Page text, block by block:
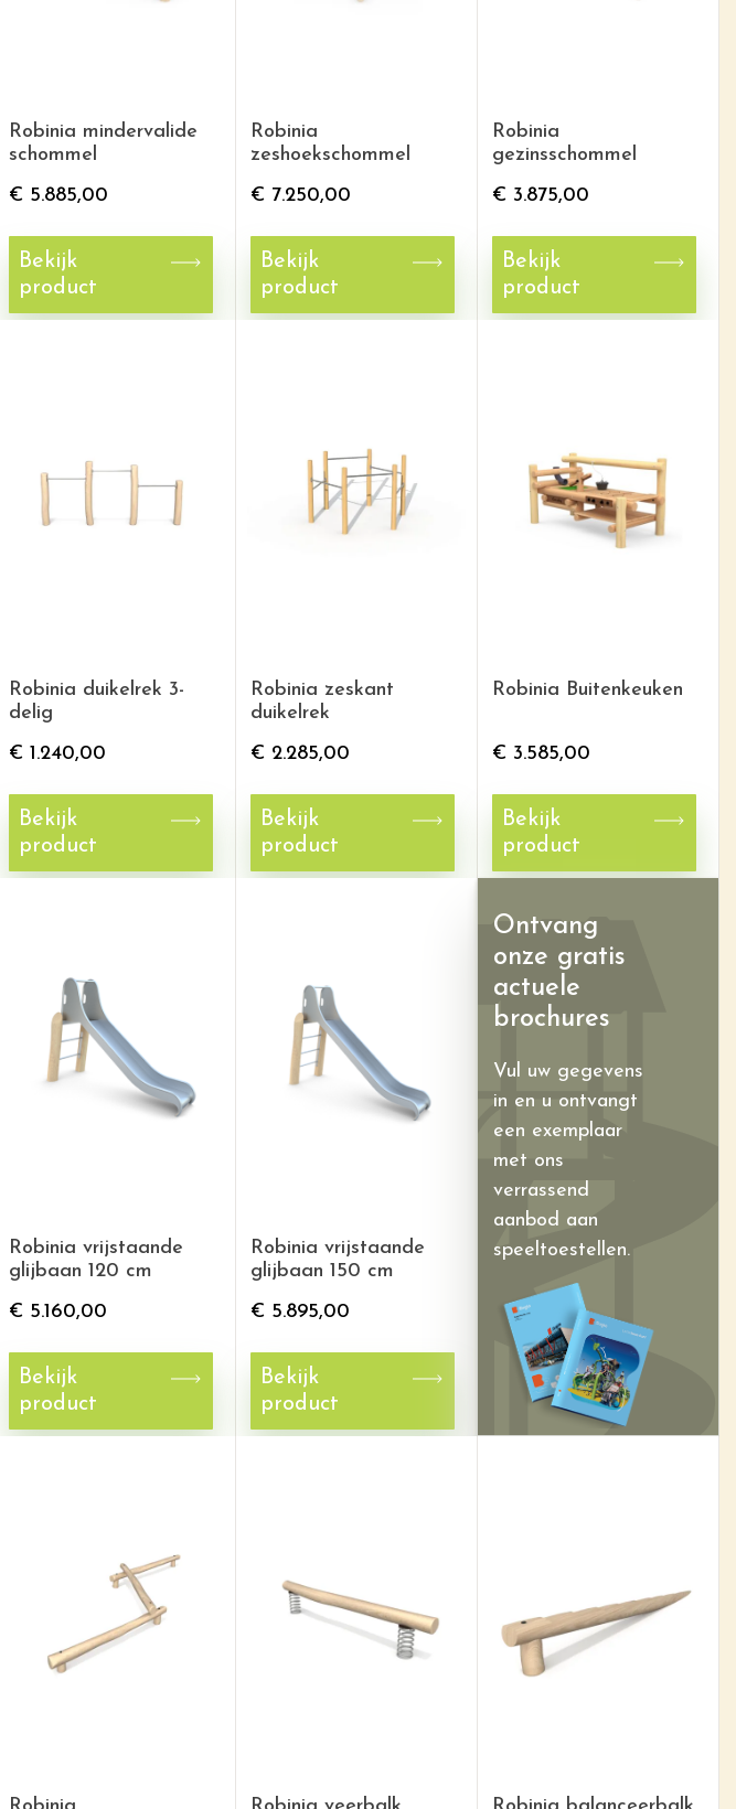
Robinia mindervalide
schommel
€ 5.885,00
Bekijk
product
Robinia
zeshoekschommel
€ 7.250,00
Bekijk
product
Robinia
gezinsschommel
€ 3.875,00
Bekijk
product
Robinia duikelrek 3-
delig
€ 1.240,00
Bekijk
product
Robinia zeskant
duikelrek
€ 2.285,00
Bekijk
product
Robinia Buitenkeuken
€ 3.585,00
Bekijk
product
Robinia vrijstaande
glijbaan 120 cm
€ 5.160,00
Bekijk
product
Robinia vrijstaande
glijbaan 150 cm
€ 5.895,00
Bekijk
product
Ontvang
onze gratis
actuele
brochures
Vul uw gegevens
in en u ontvangt
een exemplaar
met ons
verrassend
aanbod aan
speeltoestellen.